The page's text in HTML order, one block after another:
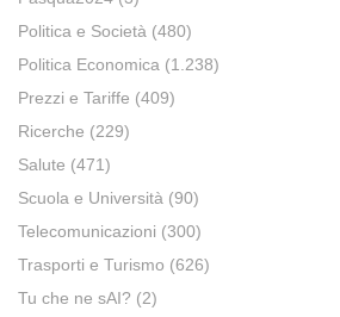
Politica e Società (480)
Politica Economica (1.238)
Prezzi e Tariffe (409)
Ricerche (229)
Salute (471)
Scuola e Università (90)
Telecomunicazioni (300)
Trasporti e Turismo (626)
Tu che ne sAI? (2)